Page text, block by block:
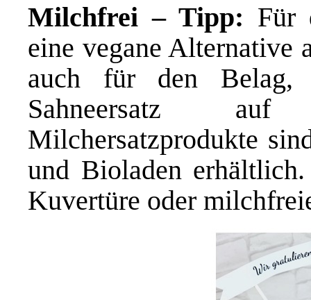
Milchfrei – Tipp: Für
eine vegane Alternative
auch für den Belag,
Sahneersatz auf
Milchersatzprodukte
und Bioladen
Kuvertüre oder